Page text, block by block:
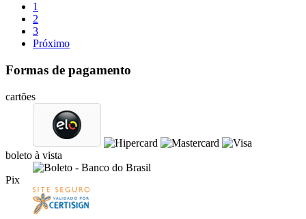
1
2
3
Próximo
Formas de pagamento
cartões
boleto à vista
Pix